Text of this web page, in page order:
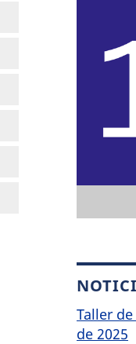
Taller
de 2025